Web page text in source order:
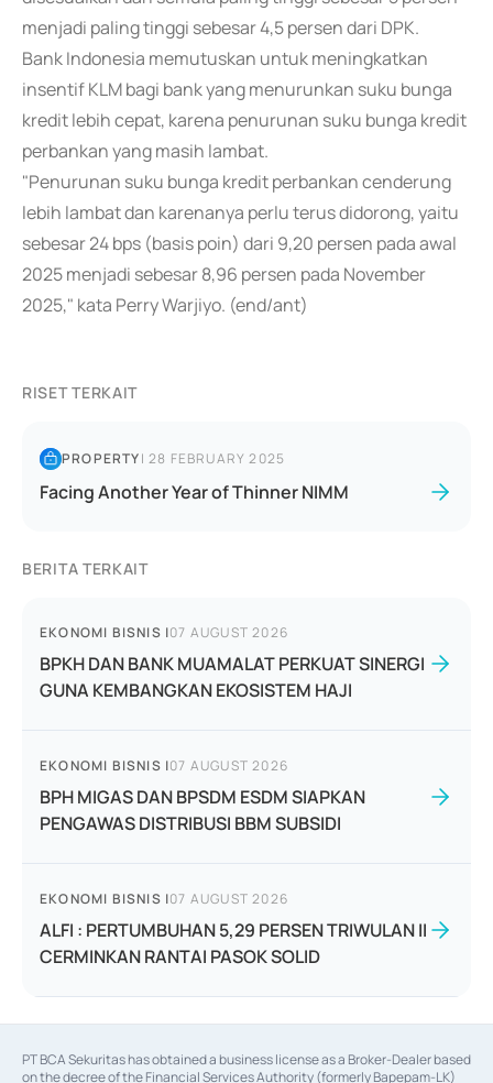
menjadi paling tinggi sebesar 4,5 persen dari DPK.
Bank Indonesia memutuskan untuk meningkatkan
insentif KLM bagi bank yang menurunkan suku bunga
kredit lebih cepat, karena penurunan suku bunga kredit
perbankan yang masih lambat.
"Penurunan suku bunga kredit perbankan cenderung
lebih lambat dan karenanya perlu terus didorong, yaitu
sebesar 24 bps (basis poin) dari 9,20 persen pada awal
2025 menjadi sebesar 8,96 persen pada November
2025," kata Perry Warjiyo. (end/ant)
RISET TERKAIT
PROPERTY|28 FEBRUARY 2025
Facing Another Year of Thinner NIMM
BERITA TERKAIT
EKONOMI BISNIS |07 AUGUST 2026
BPKH DAN BANK MUAMALAT PERKUAT SINERGI
GUNA KEMBANGKAN EKOSISTEM HAJI
EKONOMI BISNIS |07 AUGUST 2026
BPH MIGAS DAN BPSDM ESDM SIAPKAN
PENGAWAS DISTRIBUSI BBM SUBSIDI
EKONOMI BISNIS |07 AUGUST 2026
ALFI : PERTUMBUHAN 5,29 PERSEN TRIWULAN II
CERMINKAN RANTAI PASOK SOLID
PT BCA Sekuritas has obtained a business license as a Broker-Dealer based
on the decree of the Financial Services Authority (formerly Bapepam-LK)